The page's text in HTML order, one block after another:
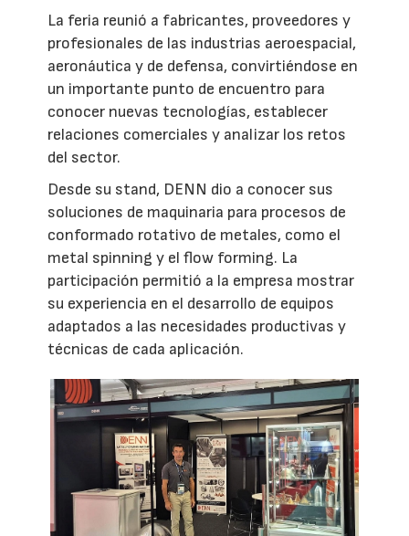
La feria reunió a fabricantes, proveedores y
profesionales de las industrias aeroespacial,
aeronáutica y de defensa, convirtiéndose en
un importante punto de encuentro para
conocer nuevas tecnologías, establecer
relaciones comerciales y analizar los retos
del sector.
Desde su stand, DENN dio a conocer sus
soluciones de maquinaria para procesos de
conformado rotativo de metales, como el
metal spinning y el flow forming. La
participación permitió a la empresa mostrar
su experiencia en el desarrollo de equipos
adaptados a las necesidades productivas y
técnicas de cada aplicación.